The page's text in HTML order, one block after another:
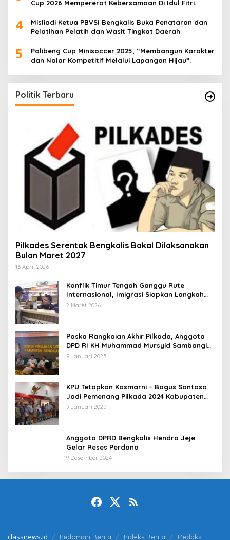
Cup 2026 Mempererat Kebersamaan Di Idul Fitri.
4
Misliadi Ketua PBVSI Bengkalis Buka Penataran dan
Pelatihan Pelatih dan Wasit Tingkat Daerah
5
Polibeng Cup Minisoccer 2025, “Membangun Karakter
dan Nalar Kompetitif Melalui Lapangan Hijau”.
Politik Terbaru
Pilkades Serentak Bengkalis Bakal Dilaksanakan
Bulan Maret 2027
16 April 2026
Konflik Timur Tengah Ganggu Rute
Internasional, Imigrasi Siapkan Langkah
Antisipatif
2 Maret 2026
Paska Rangkaian Akhir Pilkada, Anggota
DPD RI KH Muhammad Mursyid Sambangi
KPU Bengkalis
9 Januari 2025
KPU Tetapkan Kasmarni – Bagus Santoso
Jadi Pemenang Pilkada 2024 Kabupaten
Bengkalis
9 Januari 2025
Anggota DPRD Bengkalis Hendra Jeje
Gelar Reses Perdana
19 Desember 2024
classnews.id Pedoman Berita Indeks Berita Redaksi